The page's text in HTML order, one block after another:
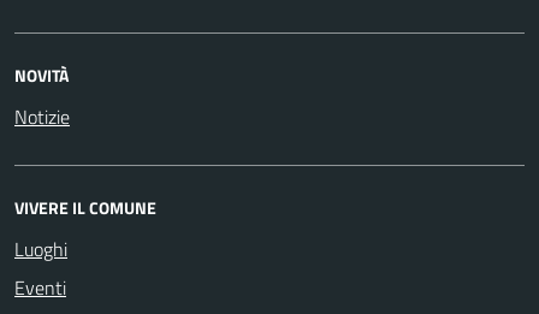
NOVITÀ
Notizie
VIVERE IL COMUNE
Luoghi
Eventi